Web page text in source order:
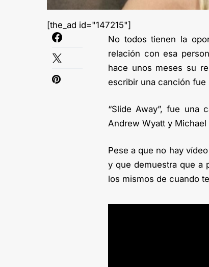
[the_ad id="147215"]
No todos tienen la
relación con esa
hace unos meses su
escribir una canción fue
“Slide Away”, fue una
Andrew Wyatt y Michael
Pese a que no hay
y que demuestra que a
los mismos de cuando